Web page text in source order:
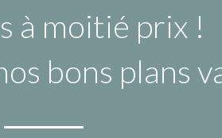
à moitié prix !
bons plans